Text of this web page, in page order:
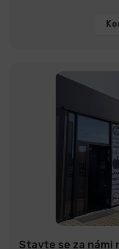
Stavte se za námi